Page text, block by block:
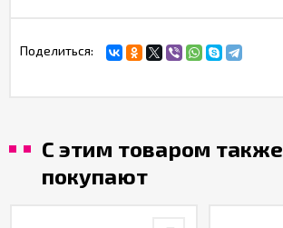
Поделиться:
С этим товаром также
покупают